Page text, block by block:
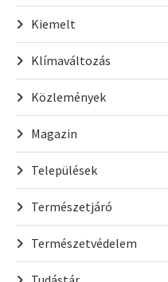
Kiemelt
Klímaváltozás
Közlemények
Magazin
Települések
Természetjáró
Természetvédelem